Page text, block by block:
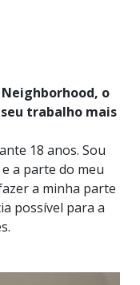
o
trabalho mais
18 anos. Sou
a parte do meu
a minha parte
possível para a